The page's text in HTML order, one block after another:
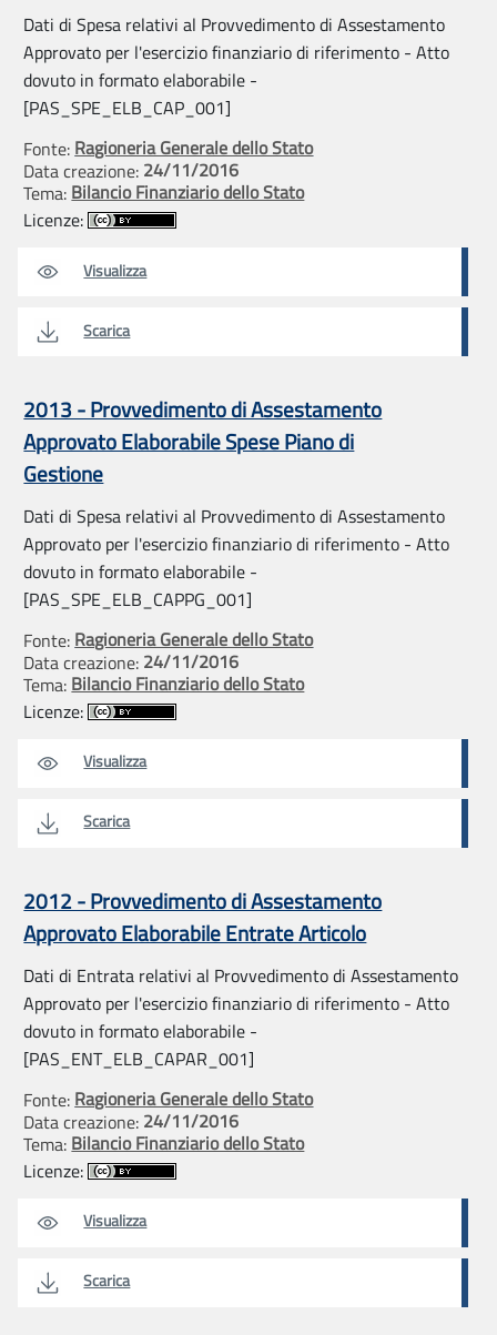
Dati di Spesa relativi al Provvedimento di Assestamento
Approvato per l'esercizio finanziario di riferimento - Atto
dovuto in formato elaborabile -
[PAS_SPE_ELB_CAP_001]
Fonte: Ragioneria Generale dello Stato
Data creazione: 24/11/2016
Tema: Bilancio Finanziario dello Stato
Licenze:
Visualizza
Scarica
2013 - Provvedimento di Assestamento
Approvato Elaborabile Spese Piano di
Gestione
Dati di Spesa relativi al Provvedimento di Assestamento
Approvato per l'esercizio finanziario di riferimento - Atto
dovuto in formato elaborabile -
[PAS_SPE_ELB_CAPPG_001]
Fonte: Ragioneria Generale dello Stato
Data creazione: 24/11/2016
Tema: Bilancio Finanziario dello Stato
Licenze:
Visualizza
Scarica
2012 - Provvedimento di Assestamento
Approvato Elaborabile Entrate Articolo
Dati di Entrata relativi al Provvedimento di Assestamento
Approvato per l'esercizio finanziario di riferimento - Atto
dovuto in formato elaborabile -
[PAS_ENT_ELB_CAPAR_001]
Fonte: Ragioneria Generale dello Stato
Data creazione: 24/11/2016
Tema: Bilancio Finanziario dello Stato
Licenze:
Visualizza
Scarica